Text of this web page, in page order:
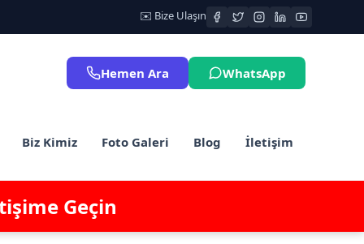
✉️ Bize Ulaşın
Biz Kimiz Foto Galeri Blog İletişim
Hemen Ara WhatsApp
Geçin